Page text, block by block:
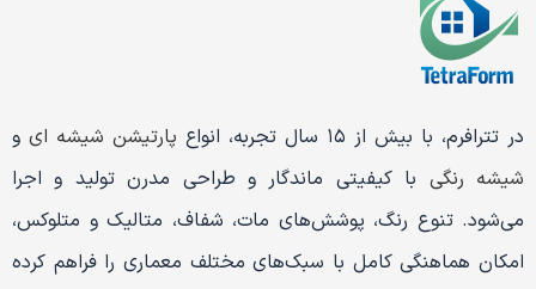
در تترافرم، با بیش از ۱۵ سال تجربه، انواع پارتیشن شیشه ای و
شیشه رنگی با کیفیتی ماندگار و طراحی مدرن تولید و اجرا
می‌شود. تنوع رنگ، پوشش‌های مات، شفاف، متالیک و متلوکس،
امکان هماهنگی کامل با سبک‌های مختلف معماری را فراهم کرده